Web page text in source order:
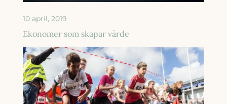
10 april, 2019
Ekonomer som skapar värde